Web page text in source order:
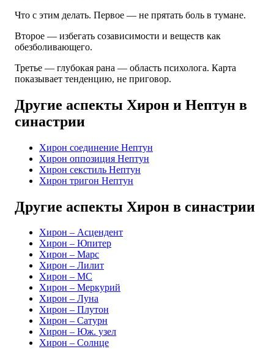
Что с этим делать. Первое — не прятать боль в тумане.
Второе — избегать созависимости и веществ как
обезболивающего.
Третье — глубокая рана — область психолога. Карта
показывает тенденцию, не приговор.
Другие аспекты Хирон и Нептун в
синастрии
Хирон соединение Нептун
Хирон оппозиция Нептун
Хирон секстиль Нептун
Хирон тригон Нептун
Другие аспекты Хирон в синастрии
Хирон – Асцендент
Хирон – Юпитер
Хирон – Марс
Хирон – Лилит
Хирон – MC
Хирон – Меркурий
Хирон – Луна
Хирон – Плутон
Хирон – Сатурн
Хирон – Юж. узел
Хирон – Солнце